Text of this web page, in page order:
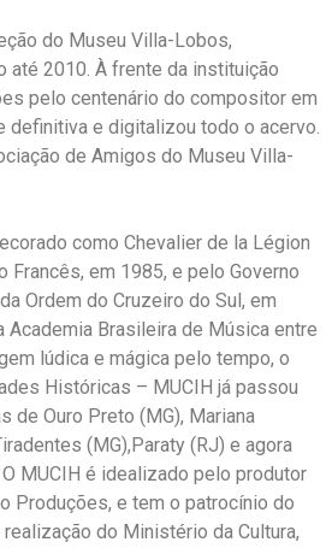
do Museu Villa-Lobos,
até 2010. À frente da instituição
pelo centenário do compositor em
definitiva e digitalizou todo o acervo.
de Amigos do Museu Villa-
como Chevalier de la Légion
Francês, em 1985, e pelo Governo
Ordem do Cruzeiro do Sul, em
Academia Brasileira de Música entre
lúdica e mágica pelo tempo, o
Históricas – MUCIH já passou
de Ouro Preto (MG), Mariana
(MG),Paraty (RJ) e agora
MUCIH é idealizado pelo produtor
Produções, e tem o patrocínio do
do Ministério da Cultura,